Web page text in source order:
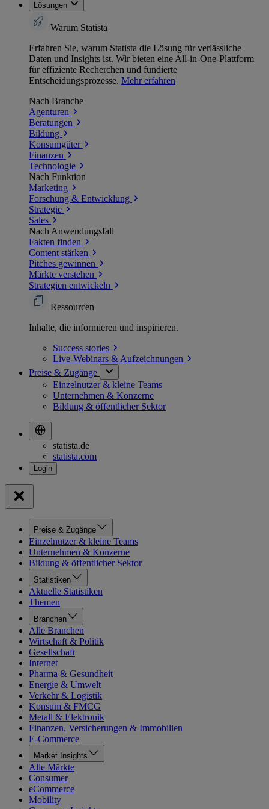
Lösungen
Warum Statista
Erfahren Sie, warum Statista die Lösung für verlässliche
Daten und Insights ist. Wir bieten eine All-in-One-Plattform
für effiziente Recherchen und fundierte
Entscheidungsprozesse. Mehr erfahren
Nach Branche
Agenturen
Beratungen
Bildung
Konsumgüter
Finanzen
Technologie
Nach Funktion
Marketing
Forschung & Entwicklung
Strategie
Sales
Nach Anwendungsfall
Fakten finden
Content stärken
Pitches gewinnen
Märkte verstehen
Strategien entwickeln
Ressourcen
Inhalte, die informieren und inspirieren.
Success stories
Live-Webinars & Aufzeichnungen
Preise & Zugänge
Einzelnutzer & kleine Teams
Unternehmen & Konzerne
Bildung & öffentlicher Sektor
statista.de
statista.com
Preise & Zugänge
Einzelnutzer & kleine Teams
Unternehmen & Konzerne
Bildung & öffentlicher Sektor
Statistiken
Aktuelle Statistiken
Themen
Branchen
Alle Branchen
Wirtschaft & Politik
Gesellschaft
Internet
Pharma & Gesundheit
Energie & Umwelt
Verkehr & Logistik
Konsum & FMCG
Metall & Elektronik
Finanzen, Versicherungen & Immobilien
E-Commerce
Market Insights
Alle Märkte
Consumer
eCommerce
Mobility